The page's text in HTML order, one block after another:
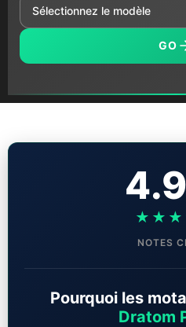
GO
NOTES
Pourquoi les
Dratom